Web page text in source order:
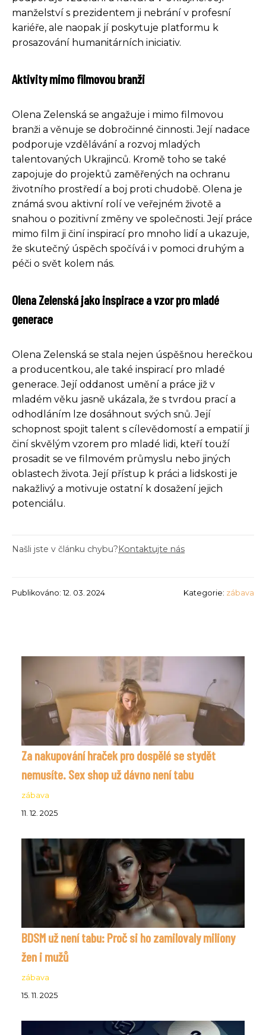
manželství s prezidentem ji nebrání v profesní
kariéře, ale naopak jí poskytuje platformu k
prosazování humanitárních iniciativ.
Aktivity mimo filmovou branži
Olena Zelenská se angažuje i mimo filmovou
branži a věnuje se dobročinné činnosti. Její nadace
podporuje vzdělávání a rozvoj mladých
talentovaných Ukrajinců. Kromě toho se také
zapojuje do projektů zaměřených na ochranu
životního prostředí a boj proti chudobě. Olena je
známá svou aktivní rolí ve veřejném životě a
snahou o pozitivní změny ve společnosti. Její práce
mimo film ji činí inspirací pro mnoho lidí a ukazuje,
že skutečný úspěch spočívá i v pomoci druhým a
péči o svět kolem nás.
Olena Zelenská jako inspirace a vzor pro mladé
generace
Olena Zelenská se stala nejen úspěšnou herečkou
a producentkou, ale také inspirací pro mladé
generace. Její oddanost umění a práce již v
mladém věku jasně ukázala, že s tvrdou prací a
odhodláním lze dosáhnout svých snů. Její
schopnost spojit talent s cílevědomostí a empatií ji
činí skvělým vzorem pro mladé lidi, kteří touží
prosadit se ve filmovém průmyslu nebo jiných
oblastech života. Její přístup k práci a lidskosti je
nakažlivý a motivuje ostatní k dosažení jejich
potenciálu.
Našli jste v článku chybu?Kontaktujte nás
Publikováno: 12. 03. 2024 Kategorie: zábava
Za nakupování hraček pro dospělé se stydět
nemusíte. Sex shop už dávno není tabu
zábava
11. 12. 2025
BDSM už není tabu: Proč si ho zamilovaly miliony
žen i mužů
zábava
15. 11. 2025